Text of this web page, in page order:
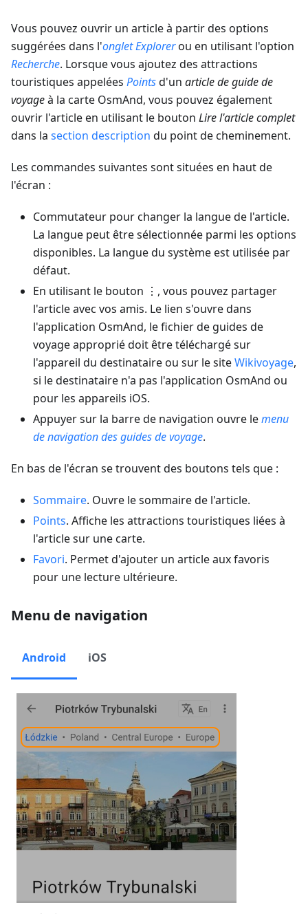
Vous pouvez ouvrir un article à partir des options
suggérées dans l'onglet Explorerou en utilisant l'option
Recherche. Lorsque vous ajoutez des attractions
touristiques appelées Pointsd'un article de guide de
voyageà la carte OsmAnd, vous pouvez également
ouvrir l'article en utilisant le bouton Lire l'article complet
dans la section description du point de cheminement.
Les commandes suivantes sont situées en haut de
l'écran :
Commutateur pour changer la langue de l'article.
La langue peut être sélectionnée parmi les options
disponibles. La langue du système est utilisée par
défaut.
En utilisant le bouton ⋮, vous pouvez partager
l'article avec vos amis. Le lien s'ouvre dans
l'application OsmAnd, le fichier de guides de
voyage approprié doit être téléchargé sur
l'appareil du destinataire ou sur le siteWikivoyage,
si le destinataire n'a pas l'application OsmAnd ou
pour les appareils iOS.
Appuyer sur la barre de navigation ouvre lemenu
de navigation des guides de voyage.
En bas de l'écran se trouvent des boutons tels que :
Sommaire. Ouvre le sommaire de l'article.
Points. Affiche les attractions touristiques liées à
l'article sur une carte.
Favori. Permet d'ajouter un article aux favoris
pour une lecture ultérieure.
Menu de navigation
Android iOS